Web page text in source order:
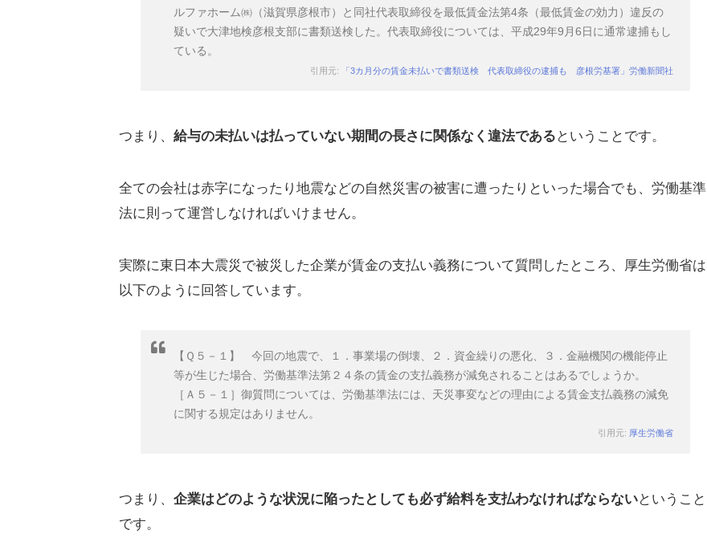
ルファホーム㈱（滋賀県彦根市）と同社代表取締役を最低賃金法第4条（最低賃金の効力）違反の
疑いで大津地検彦根支部に書類送検した。代表取締役については、平成29年9月6日に通常逮捕もし
ている。
引用元: 「3カ月分の賃金未払いで書類送検 代表取締役の逮捕も 彦根労基署」労働新聞社
つまり、 給与の未払いは払っていない期間の長さに関係なく違法である ということです。
全ての会社は赤字になったり地震などの自然災害の被害に遭ったりといった場合でも、労働基準
法に則って運営しなければいけません。
実際に東日本大震災で被災した企業が賃金の支払い義務について質問したところ、厚生労働省は
以下のように回答しています。
【Ｑ５－１】 今回の地震で、１．事業場の倒壊、２．資金繰りの悪化、３．金融機関の機能停止
等が生じた場合、労働基準法第２４条の賃金の支払義務が減免されることはあるでしょうか。
［Ａ５－１］御質問については、労働基準法には、天災事変などの理由による賃金支払義務の減免
に関する規定はありません。
引用元: 厚生労働省
つまり、 企業はどのような状況に陥ったとしても必ず給料を支払わなければならないということ
です。